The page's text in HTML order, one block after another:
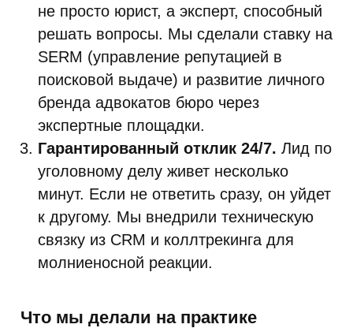
не просто юрист, а эксперт, способный
решать вопросы. Мы сделали ставку на
SERM (управление репутацией в
поисковой выдаче) и развитие личного
бренда адвокатов бюро через
экспертные площадки.
Гарантированный отклик 24/7. Лид по
уголовному делу живет несколько
минут. Если не ответить сразу, он уйдет
к другому. Мы внедрили техническую
связку из CRM и коллтрекинга для
молниеносной реакции.
Что мы делали на практике